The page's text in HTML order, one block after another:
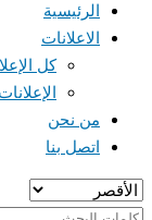
الرئيسية
الاعلانات
كل
من نحن
اتصل بنا